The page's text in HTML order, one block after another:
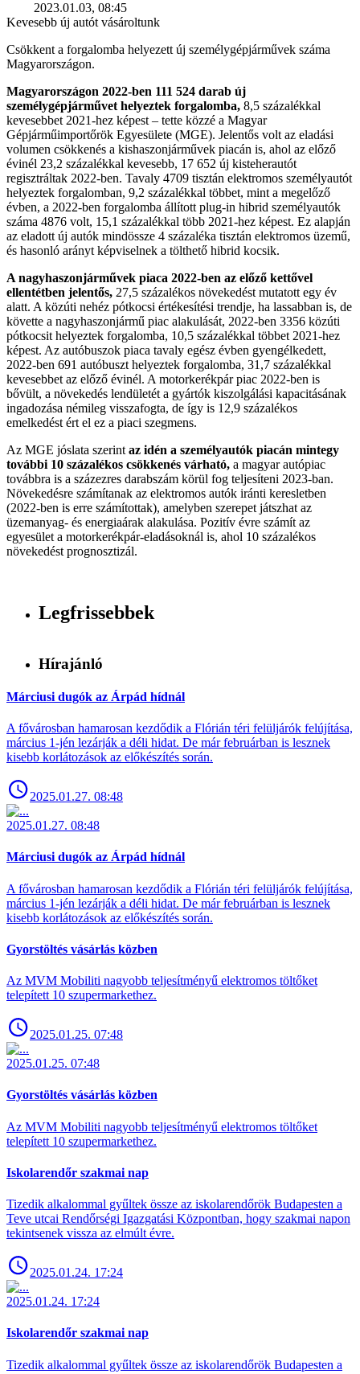
2023.01.03, 08:45
Kevesebb új autót vásároltunk
Csökkent a forgalomba helyezett új személygépjárművek száma
Magyarországon.
Magyarországon 2022-ben 111 524 darab új
személygépjárművet helyeztek forgalomba, 8,5 százalékkal
kevesebbet 2021-hez képest – tette közzé a Magyar
Gépjárműimportőrök Egyesülete (MGE). Jelentős volt az eladási
volumen csökkenés a kishaszonjárművek piacán is, ahol az előző
évinél 23,2 százalékkal kevesebb, 17 652 új kisteherautót
regisztráltak 2022-ben. Tavaly 4709 tisztán elektromos személyautót
helyeztek forgalomban, 9,2 százalékkal többet, mint a megelőző
évben, a 2022-ben forgalomba állított plug-in hibrid személyautók
száma 4876 volt, 15,1 százalékkal több 2021-hez képest. Ez alapján
az eladott új autók mindössze 4 százaléka tisztán elektromos üzemű,
és hasonló arányt képviselnek a tölthető hibrid kocsik.
A nagyhaszonjárművek piaca 2022-ben az előző kettővel
ellentétben jelentős, 27,5 százalékos növekedést mutatott egy év
alatt. A közúti nehéz pótkocsi értékesítési trendje, ha lassabban is, de
követte a nagyhaszonjármű piac alakulását, 2022-ben 3356 közúti
pótkocsit helyeztek forgalomba, 10,5 százalékkal többet 2021-hez
képest. Az autóbuszok piaca tavaly egész évben gyengélkedett,
2022-ben 691 autóbuszt helyeztek forgalomba, 31,7 százalékkal
kevesebbet az előző évinél. A motorkerékpár piac 2022-ben is
bővült, a növekedés lendületét a gyártók kiszolgálási kapacitásának
ingadozása némileg visszafogta, de így is 12,9 százalékos
emelkedést ért el ez a piaci szegmens.
Az MGE jóslata szerint az idén a személyautók piacán mintegy
további 10 százalékos csökkenés várható, a magyar autópiac
továbbra is a százezres darabszám körül fog teljesíteni 2023-ban.
Növekedésre számítanak az elektromos autók iránti keresletben
(2022-ben is erre számítottak), amelyben szerepet játszhat az
üzemanyag- és energiaárak alakulása. Pozitív évre számít az
egyesület a motorkerékpár-eladásoknál is, ahol 10 százalékos
növekedést prognosztizál.
Legfrissebbek
Hírajánló
Márciusi dugók az Árpád hídnál
A fővárosban hamarosan kezdődik a Flórián téri felüljárók felújítása,
március 1-jén lezárják a déli hidat. De már februárban is lesznek
kisebb korlátozások az előkészítés során.
2025.01.27. 08:48
2025.01.27. 08:48
Márciusi dugók az Árpád hídnál
A fővárosban hamarosan kezdődik a Flórián téri felüljárók felújítása,
március 1-jén lezárják a déli hidat. De már februárban is lesznek
kisebb korlátozások az előkészítés során.
Gyorstöltés vásárlás közben
Az MVM Mobiliti nagyobb teljesítményű elektromos töltőket
telepített 10 szupermarkethez.
2025.01.25. 07:48
2025.01.25. 07:48
Gyorstöltés vásárlás közben
Az MVM Mobiliti nagyobb teljesítményű elektromos töltőket
telepített 10 szupermarkethez.
Iskolarendőr szakmai nap
Tizedik alkalommal gyűltek össze az iskolarendőrök Budapesten a
Teve utcai Rendőrségi Igazgatási Központban, hogy szakmai napon
tekintsenek vissza az elmúlt évre.
2025.01.24. 17:24
2025.01.24. 17:24
Iskolarendőr szakmai nap
Tizedik alkalommal gyűltek össze az iskolarendőrök Budapesten a